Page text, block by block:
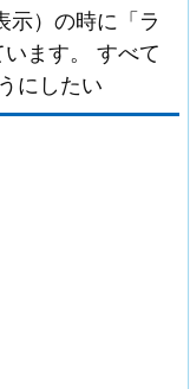
示）の時に「ラ
ます。 すべて
にしたい